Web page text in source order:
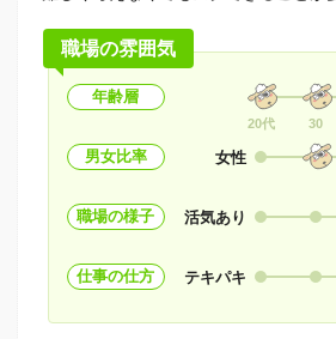
職場の雰囲気
年齢層
20代 30
男女比率 女性
職場の様子 活気あり
仕事の仕方 テキパキ